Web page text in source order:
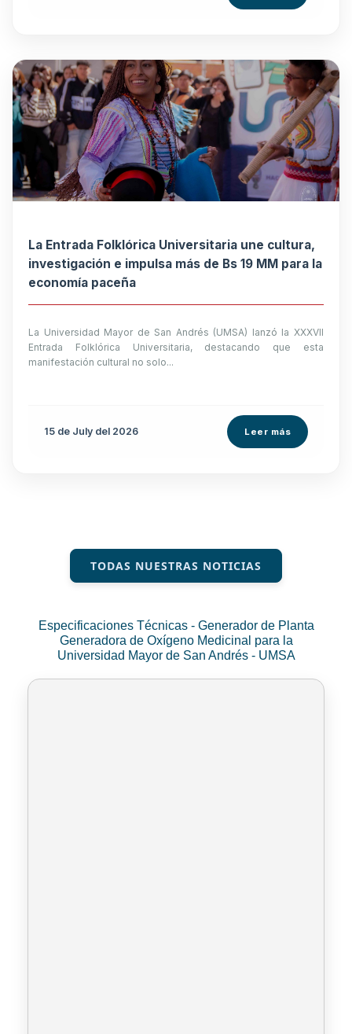
La Entrada Folklórica Universitaria une cultura,
investigación e impulsa más de Bs 19 MM para la
economía paceña
La Universidad Mayor de San Andrés (UMSA) lanzó la XXXVII
Entrada Folklórica Universitaria, destacando que esta
manifestación cultural no solo...
15 de July del 2026 Leer más
TODAS NUESTRAS NOTICIAS
Especificaciones Técnicas - Generador de Planta
Generadora de Oxígeno Medicinal para la
Universidad Mayor de San Andrés - UMSA